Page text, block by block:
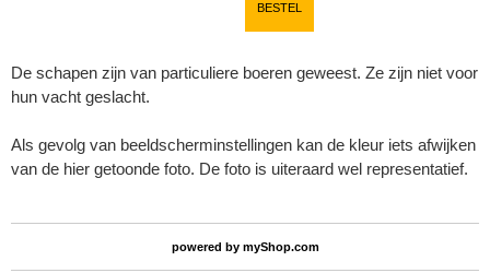
BESTEL
De schapen zijn van particuliere boeren geweest. Ze zijn niet voor
hun vacht geslacht.
Als gevolg van beeldscherminstellingen kan de kleur iets afwijken
van de hier getoonde foto. De foto is uiteraard wel representatief.
powered by myShop.com